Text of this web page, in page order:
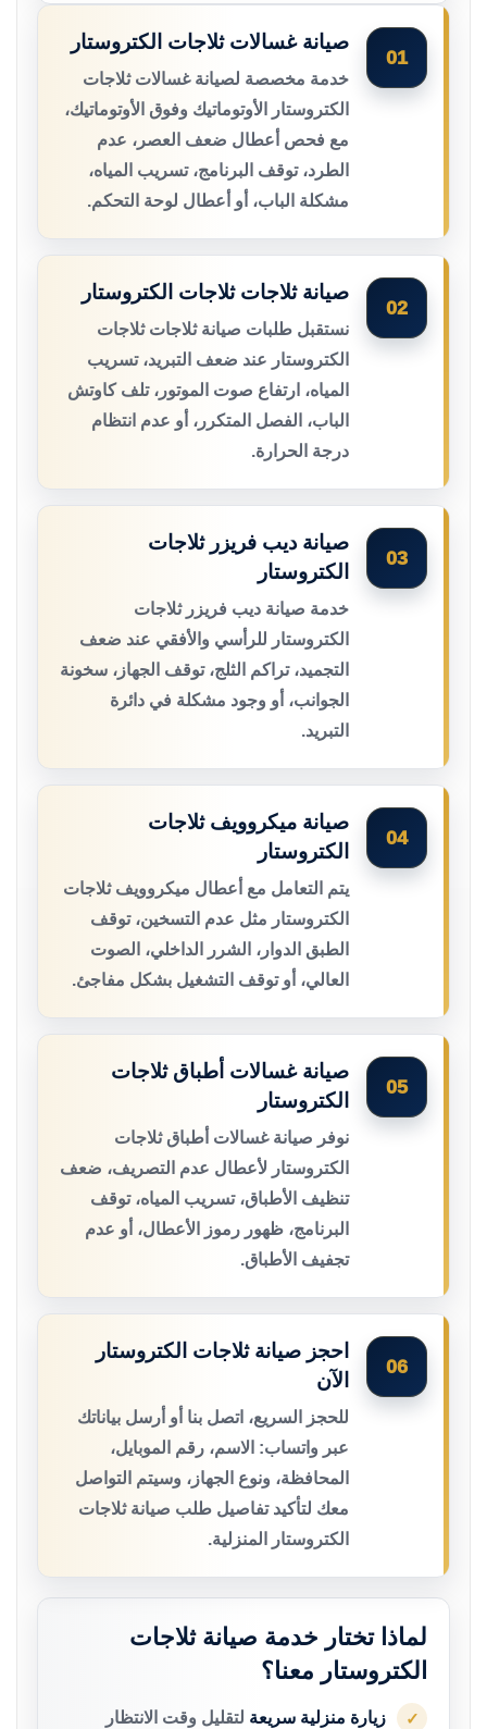
01
صيانة غسالات ثلاجات الكتروستار
خدمة مخصصة لصيانة غسالات ثلاجات
الكتروستار الأوتوماتيك وفوق الأوتوماتيك،
مع فحص أعطال ضعف العصر، عدم
الطرد، توقف البرنامج، تسريب المياه،
مشكلة الباب، أو أعطال لوحة التحكم.
02
صيانة ثلاجات ثلاجات الكتروستار
نستقبل طلبات صيانة ثلاجات ثلاجات
الكتروستار عند ضعف التبريد، تسريب
المياه، ارتفاع صوت الموتور، تلف كاوتش
الباب، الفصل المتكرر، أو عدم انتظام
درجة الحرارة.
03
صيانة ديب فريزر ثلاجات
الكتروستار
خدمة صيانة ديب فريزر ثلاجات
الكتروستار للرأسي والأفقي عند ضعف
التجميد، تراكم الثلج، توقف الجهاز، سخونة
الجوانب، أو وجود مشكلة في دائرة
التبريد.
04
صيانة ميكروويف ثلاجات
الكتروستار
يتم التعامل مع أعطال ميكروويف ثلاجات
الكتروستار مثل عدم التسخين، توقف
الطبق الدوار، الشرر الداخلي، الصوت
العالي، أو توقف التشغيل بشكل مفاجئ.
05
صيانة غسالات أطباق ثلاجات
الكتروستار
نوفر صيانة غسالات أطباق ثلاجات
الكتروستار لأعطال عدم التصريف، ضعف
تنظيف الأطباق، تسريب المياه، توقف
البرنامج، ظهور رموز الأعطال، أو عدم
تجفيف الأطباق.
06
احجز صيانة ثلاجات الكتروستار
الآن
للحجز السريع، اتصل بنا أو أرسل بياناتك
عبر واتساب: الاسم، رقم الموبايل،
المحافظة، ونوع الجهاز، وسيتم التواصل
معك لتأكيد تفاصيل طلب صيانة ثلاجات
الكتروستار المنزلية.
لماذا تختار خدمة صيانة ثلاجات
الكتروستار معنا؟
✓ زيارة منزلية سريعة لتقليل وقت الانتظار